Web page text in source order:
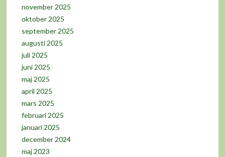
november 2025
oktober 2025
september 2025
augusti 2025
juli 2025
juni 2025
maj 2025
april 2025
mars 2025
februari 2025
januari 2025
december 2024
maj 2023